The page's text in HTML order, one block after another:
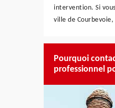
intervention. Si
ville de
Pourquoi
professionnel